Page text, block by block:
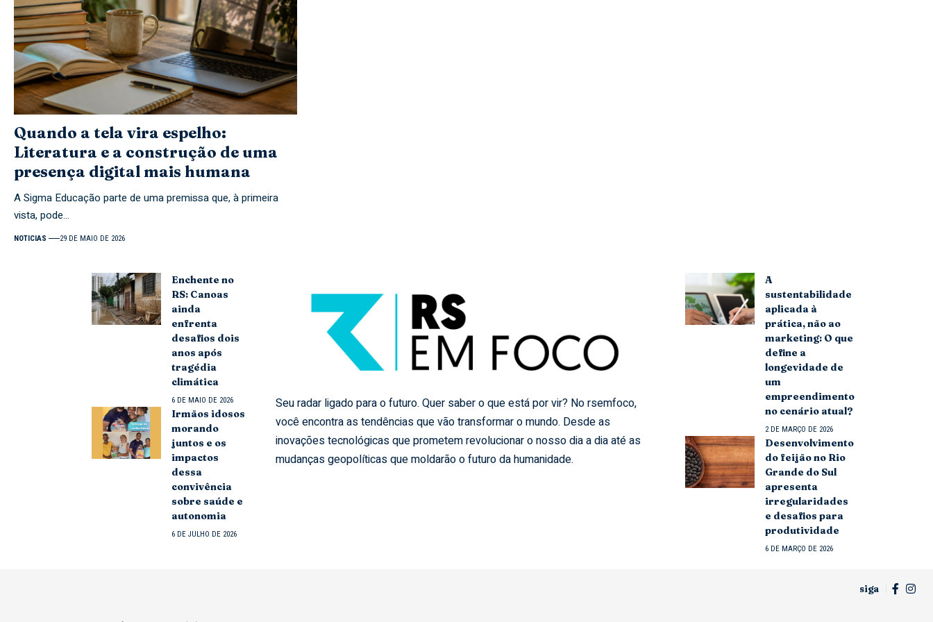
Quando a tela vira espelho:
Literatura e a construção de uma
presença digital mais humana
A Sigma Educação parte de uma premissa que, à primeira
vista, pode…
NOTICIAS 29 DE MAIO DE 2026
Enchente no
RS: Canoas
ainda
enfrenta
desafios dois
anos após
tragédia
climática
6 DE MAIO DE 2026
Irmãos idosos
morando
juntos e os
impactos
dessa
convivência
sobre saúde e
autonomia
6 DE JULHO DE 2026
Seu radar ligado para o futuro. Quer saber o que está por vir? No rsemfoco,
você encontra as tendências que vão transformar o mundo. Desde as
inovações tecnológicas que prometem revolucionar o nosso dia a dia até as
mudanças geopolíticas que moldarão o futuro da humanidade.
A
sustentabilidade
aplicada à
prática, não ao
marketing: O que
define a
longevidade de
um
empreendimento
no cenário atual?
2 DE MARÇO DE 2026
Desenvolvimento
do feijão no Rio
Grande do Sul
apresenta
irregularidades
e desafios para
produtividade
6 DE MARÇO DE 2026
siga